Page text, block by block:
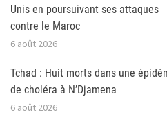
Unis en poursuivant ses attaques
contre le Maroc
6 août 2026
Tchad : Huit morts dans une
de choléra à N’Djamena
6 août 2026